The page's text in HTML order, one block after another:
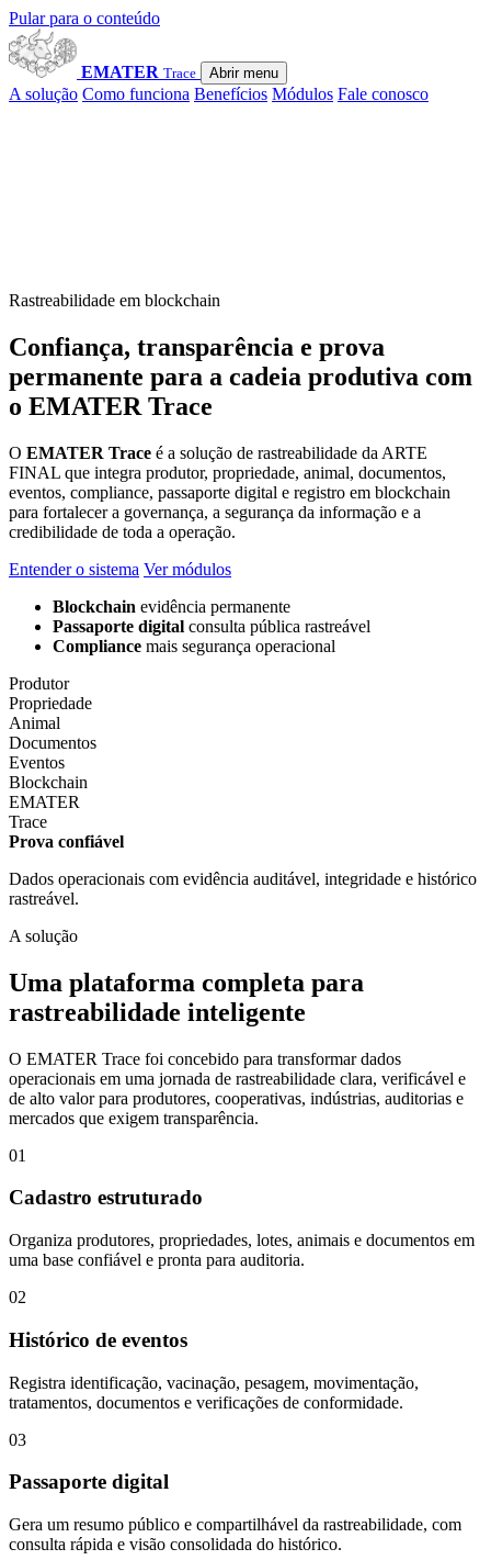
Pular para o conteúdo
EMATER Trace Abrir menu
A solução Como funciona Benefícios Módulos Fale conosco
Rastreabilidade em blockchain
Confiança, transparência e prova
permanente para a cadeia produtiva com
o EMATER Trace
O EMATER Trace é a solução de rastreabilidade da ARTE
FINAL que integra produtor, propriedade, animal, documentos,
eventos, compliance, passaporte digital e registro em blockchain
para fortalecer a governança, a segurança da informação e a
credibilidade de toda a operação.
Entender o sistema Ver módulos
Blockchain evidência permanente
Passaporte digital consulta pública rastreável
Compliance mais segurança operacional
Produtor
Propriedade
Animal
Documentos
Eventos
Blockchain
EMATER
Trace
Prova confiável
Dados operacionais com evidência auditável, integridade e histórico
rastreável.
A solução
Uma plataforma completa para
rastreabilidade inteligente
O EMATER Trace foi concebido para transformar dados
operacionais em uma jornada de rastreabilidade clara, verificável e
de alto valor para produtores, cooperativas, indústrias, auditorias e
mercados que exigem transparência.
01
Cadastro estruturado
Organiza produtores, propriedades, lotes, animais e documentos em
uma base confiável e pronta para auditoria.
02
Histórico de eventos
Registra identificação, vacinação, pesagem, movimentação,
tratamentos, documentos e verificações de conformidade.
03
Passaporte digital
Gera um resumo público e compartilhável da rastreabilidade, com
consulta rápida e visão consolidada do histórico.